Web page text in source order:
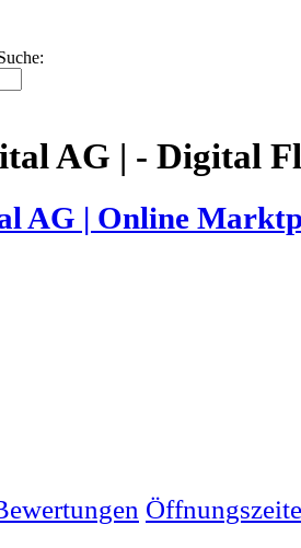
AG | - Digital
AG | Online